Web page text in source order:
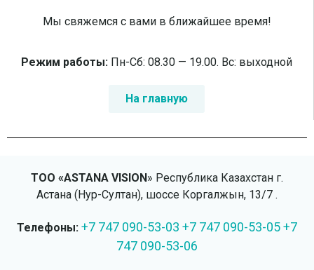
Мы свяжемся с вами в ближайшее время!
Режим работы: Пн-Сб: 08.30 — 19.00. Вс: выходной
На главную
ТОО «ASTANA VISION» Республика Казахстан г.
Астана (Нур-Султан), шоссе Коргалжын, 13/7 .
Телефоны: +7 747 090-53-03 +7 747 090-53-05+7
747 090-53-06